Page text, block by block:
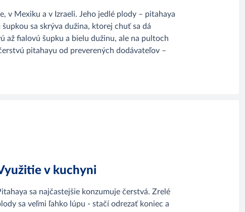
v Mexiku a v Izraeli. Jeho jedlé plody – pitahaya
sa skrýva dužina, ktorej chuť sa dá
až fialovú šupku a bielu dužinu, ale na pultoch
pitahayu od preverených dodávateľov –
v kuchyni
sa najčastejšie konzumuje čerstvá. Zrelé
sa veľmi ľahko lúpu - stačí odrezať koniec a